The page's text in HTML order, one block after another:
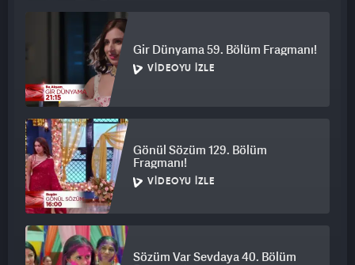
Gir Dünyama 59. Bölüm Fragmanı!
VIDEOYU İZLE
Gönül Sözüm 129. Bölüm
Fragmanı!
VIDEOYU İZLE
Sözüm Var Sevdaya 40. Bölüm